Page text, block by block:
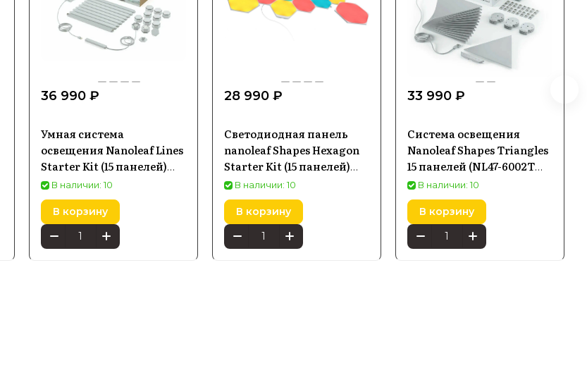
36 990 ₽
Умная система
освещения Nanoleaf Lines
Starter Kit (15 панелей)
(NL59-K-6002LW-15PK-EU)
В наличии: 10
В корзину
28 990 ₽
Светодиодная панель
nanoleaf Shapes Hexagon
Starter Kit (15 панелей)
(NL42-6002HX-15PK)
В наличии: 10
В корзину
33 990 ₽
Система освещения
Nanoleaf Shapes Triangles
15 панелей (NL47-6002TW-
15PK)
В наличии: 10
В корзину